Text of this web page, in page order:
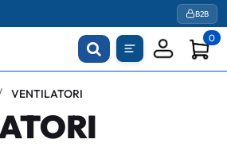
B2B
0
VENTILATORI